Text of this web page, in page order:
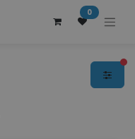
0